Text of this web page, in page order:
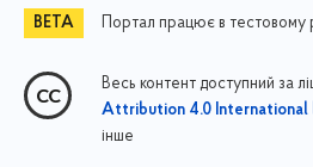
Портал працює в тестовому
Весь контент доступний за
Attribution 4.0 International
інше